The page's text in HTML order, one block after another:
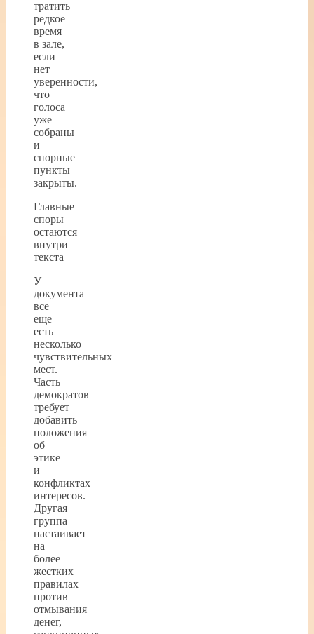
тратить
редкое
время
в зале,
если
нет
уверенности,
что
голоса
уже
собраны
и
спорные
пункты
закрыты.
Главные
споры
остаются
внутри
текста
У
документа
все
еще
есть
несколько
чувствительных
мест.
Часть
демократов
требует
добавить
положения
об
этике
и
конфликтах
интересов.
Другая
группа
настаивает
на
более
жестких
правилах
против
отмывания
денег,